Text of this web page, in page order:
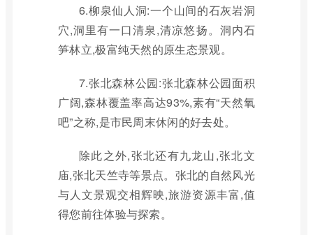
6.柳泉仙人洞:一个山间的石灰岩洞
穴,洞里有一口清泉,清凉悠扬。洞内石
笋林立,极富纯天然的原生态景观。
7.张北森林公园:张北森林公园面积
广阔,森林覆盖率高达93%,素有“天然氧
吧”之称,是市民周末休闲的好去处。
除此之外,张北还有九龙山,张北文
庙,张北天竺寺等景点。张北的自然风光
与人文景观交相辉映,旅游资源丰富,值
得您前往体验与探索。